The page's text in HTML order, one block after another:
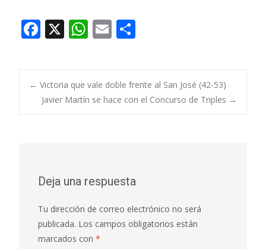
F
e
b
o
X W
at
s
A
E
ai
l
m
p
ar
Navegación
entradas
← Victoria que vale doble frente al San José (42-53)
Javier Martín se hace con el Concurso de Triples →
Deja una respuesta
Tu dirección de correo electrónico no será
publicada. Los campos obligatorios están
marcados con *